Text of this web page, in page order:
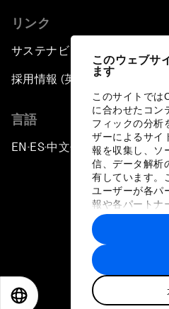
このウェブサ
ます
このサイトでは
に合わせたコン
フィックの分析
ザーによるサイ
報を収集し、ソ
信、データ解析
有しています。
ユーザーが各パ
報や各パートナ
に収集された情
トナーによって
す。
リンク
サステナビリティへの取り組み
採用情報 (英語のみ)
言語
EN ▪ES▪中文▪ 日本語
プライバシーポリ
サイト
©
世界経